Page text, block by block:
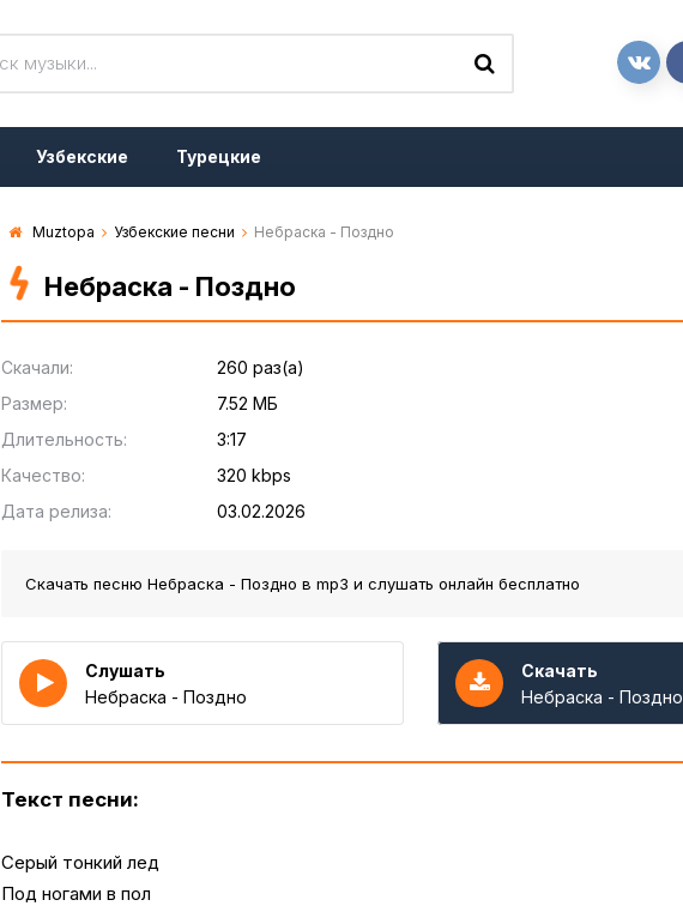
Узбекские Турецкие
Muztopa Узбекские песни Небраска - Поздно
Небраска - Поздно
Скачали:
260 раз(а)
Размер:
7.52 МБ
Длительность:
3:17
Качество:
320 kbps
Дата релиза:
03.02.2026
Скачать песню Небраска - Поздно в mp3 и слушать онлайн бесплатно
Слушать
Небраска - Поздно
Скачать
Небраска - Поздно
Текст песни:
Серый тонкий лед
Под ногами в пол